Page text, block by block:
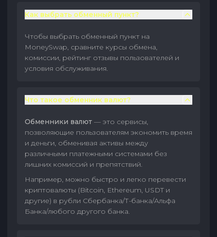
Как выбрать обменный пункт?
Чтобы выбрать обменный пункт на
MoneySwap, сравните курсы обмена,
комиссии, рейтинг отзывы пользователей и
условия обслуживания.
Что такое обменник валют?
Обменники валют — это сервисы,
позволяющие пользователям экономить время
и деньги, обменивая активы между
различными платежными системами без
лишних комиссий и препятствий.
Например, можно быстро и легко перевести
криптовалюты (Bitcoin, Ethereum, USDT и
другие) в рубли Сбербанка/Т-банка/Альфа
Банка/любого другого банка.